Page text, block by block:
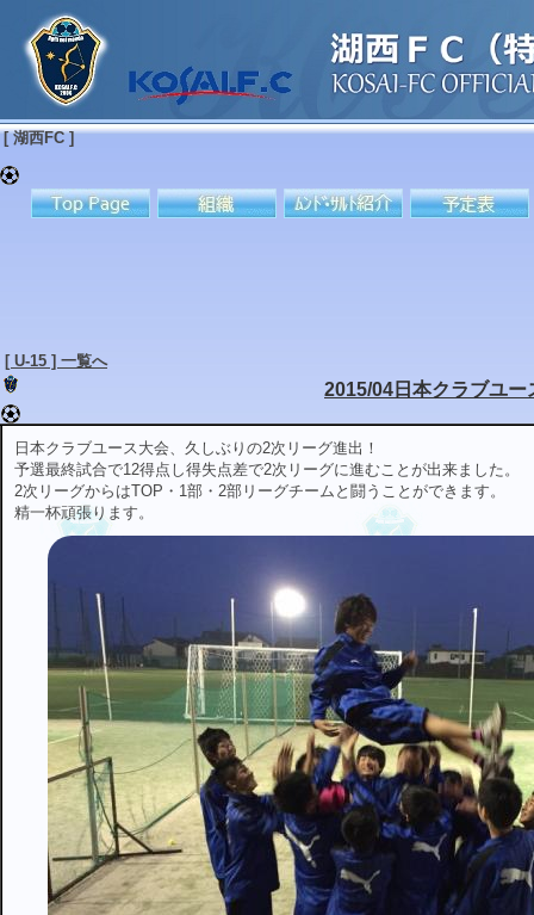
[ 湖西FC ]
[ U-15 ] 一覧へ
2015/04日本クラブユー
日本クラブユース大会、久しぶりの2次リーグ進出！
予選最終試合で12得点し得失点差で2次リーグに進むことが出来ました。
2次リーグからはTOP・1部・2部リーグチームと闘うことができます。
精一杯頑張ります。